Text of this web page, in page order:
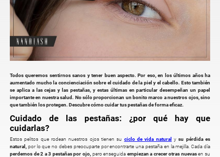
Todos queremos sentirnos sanos y tener buen aspecto. Por eso, en los últimos años ha
aumentado mucho la concienciación sobre el cuidado de la piel y el cabello. Esto también
se aplica a las cejas y las pestañas, y estas últimas en particular desempeñan un papel
importante en nuestra salud. No sólo proporcionan un bonito marco a nuestros ojos, sino
que también los protegen. Descubre cómo cuidar tus pestañas de forma eficaz.
Cuidado de las pestañas: ¿por qué hay que
cuidarlas?
Estos pelitos que rodean nuestros ojos tienen su ciclo de vida natural ysu pérdida es
natural, por lo que no debes preocuparte por encontrarte una pestaña en la mejilla. Cada día
perdemos de 2 a 3 pestañas por ojo,pero enseguida empiezan a crecer otras nuevasen su